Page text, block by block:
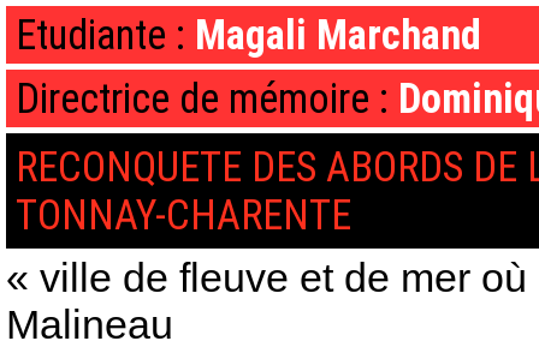
Etudiante : Magali Marchand
Directrice de mémoire :
RECONQUETE DES ABORDS
TONNAY-CHARENTE
« ville de fleuve et de mer où
Malineau